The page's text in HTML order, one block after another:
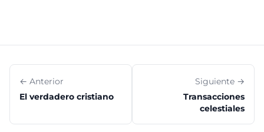
← Anterior
El verdadero cristiano
Siguiente →
Transacciones
celestiales